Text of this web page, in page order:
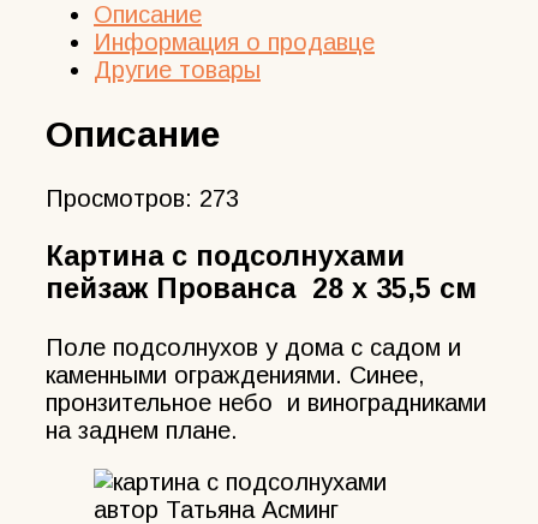
Описание
Информация о продавце
Другие товары
Описание
Просмотров: 273
Картина с подсолнухами
пейзаж Прованса 28 х 35,5 см
Поле подсолнухов у дома с садом и
каменными ограждениями. Синее,
пронзительное небо и виноградниками
на заднем плане.
автор Татьяна Асминг